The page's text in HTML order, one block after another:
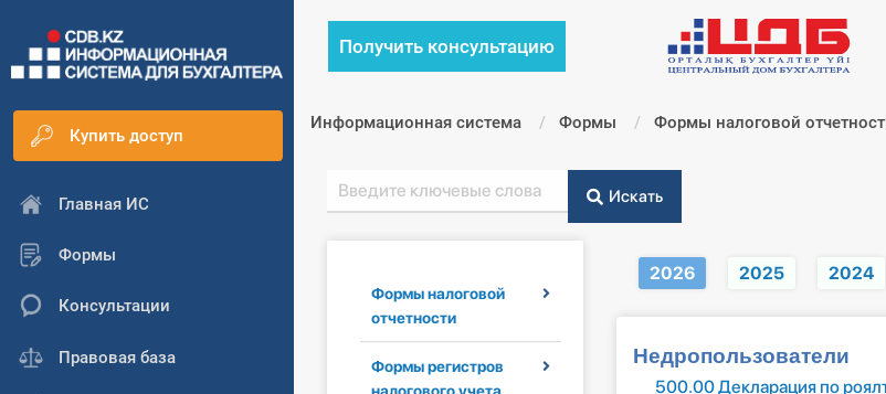
Купить доступ
Главная ИС
Формы
Консультации
Правовая база
Получить консультацию
Информационная система Формы Формы налоговой
Искать
Формы налоговой
отчетности
Формы регистров
2026 2025 2024
Недропользователи
500.00 Декларация по